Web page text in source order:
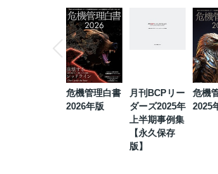
危機管理白書
2026年版
月刊BCPリー
ダーズ2025年
上半期事例集
【永久保存
版】
危機
2025